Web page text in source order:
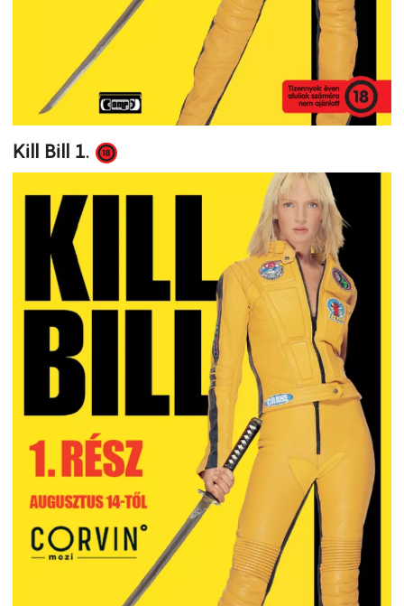
Kill Bill 1.